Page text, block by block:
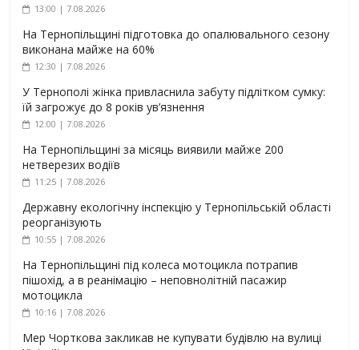
13:00 | 7.08.2026
На Тернопільщині підготовка до опалювального сезону
виконана майже на 60%
12:30 | 7.08.2026
У Тернополі жінка привласнила забуту підлітком сумку:
їй загрожує до 8 років ув’язнення
12:00 | 7.08.2026
На Тернопільщині за місяць виявили майже 200
нетверезих водіїв
11:25 | 7.08.2026
Державну екологічну інспекцію у Тернопільській області
реорганізують
10:55 | 7.08.2026
На Тернопільщині під колеса мотоцикла потрапив
пішохід, а в реанімацію – неповнолітній пасажир
мотоцикла
10:16 | 7.08.2026
Мер Чорткова закликав не купувати будівлю на вулиці